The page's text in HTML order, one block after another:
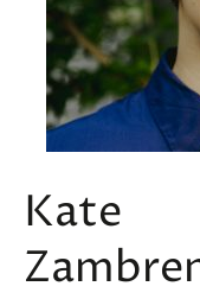
Kate